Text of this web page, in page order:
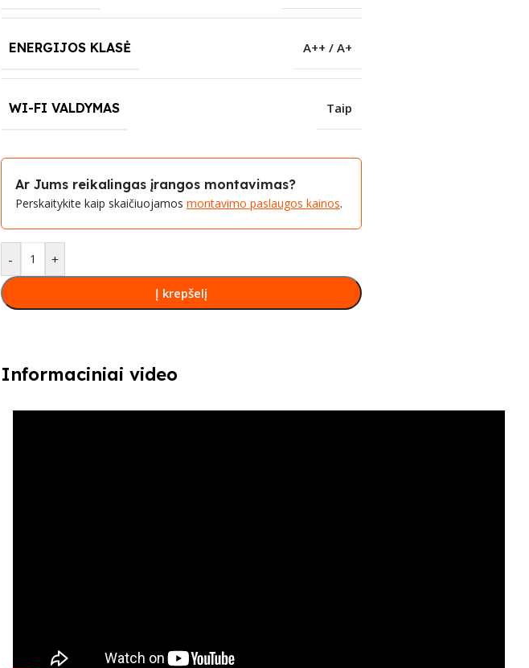
ENERGIJOS KLASĖ A++ / A+
WI-FI VALDYMAS Taip
Ar Jums reikalingas įrangos montavimas?
Perskaitykite kaip skaičiuojamos montavimo paslaugos kainos.
- +
Į krepšelį
Informaciniai video